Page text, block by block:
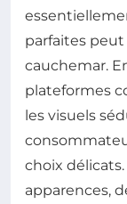
parfaites
cauchemar.
plateformes
les visuels
choix
apparences,